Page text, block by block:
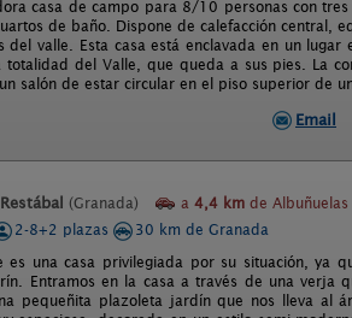
casa de campo para 8/10 personas con
de baño. Dispone de calefacción central,
del valle. Esta casa está enclavada en un
totalidad del Valle, que queda a sus pies. La
salón de estar circular en el piso superior de
Email
Restábal (Granada) a 4,4 km de Albuñuelas
2-8+2 plazas
30 km de Granada
es una casa privilegiada por su situación, ya
Entramos en la casa a través de una verja
pequeñita plazoleta jardí­n que nos lleva al